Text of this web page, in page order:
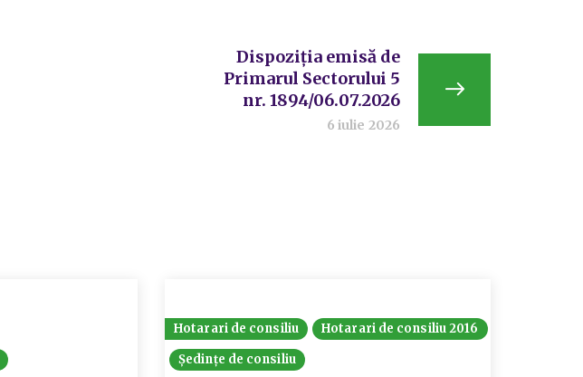
Dispoziția emisă de
Primarul Sectorului 5
nr. 1894/06.07.2026
6 iulie 2026
Hotarari de consiliu
Hotarari de consiliu 2016
Ședințe de consiliu